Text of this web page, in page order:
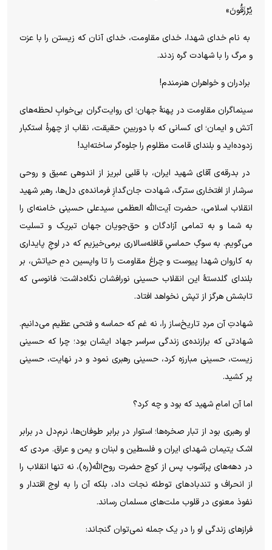
يُرْزَقُونَ»
به نام خدای شهدا، خدای مقاومت، خدای آنان که زیستن را با عزت
و مرگ را با شهادت گره زدند.
برادران و خواهران هنرمندم!
سینماگران مقاومت در پهنهٔ جهان؛ ای روایت‌گران بی‌خوابِ لحظه‌های
آتش و ایمان؛ ای کسانی که با دوربینِ حقیقت، نقاب از چهرهٔ استکبار
زدوده‌اید و بلندای قامت مظلوم را جلوه‌گر ساخته‌اید!
در بدرقه‌ی آقای شهید ایران، با قلبی لبریز از اندوهی عمیق و روحی
سرشار از افتخاری سترگ، شهادت جان‌گدازِ فرمانده‌ی دل‌ها، رهبر شهید
انقلاب اسلامی، حضرت آیت‌الله العظمی سیدعلی حسینی خامنه‌ای را
به شما و به تمامی آزادگان و حق‌جویان جهان تبریک و تسلیت
می‌گویم. به سوگِ حماسیِ قافله‌سالاری برمی‌خیزیم که در اوجِ پایداری
به کاروان شهدا پیوست و چراغ مقاومت را تا واپسین دمِ حیاتش، بر
بلندای گلدستهٔ این انقلاب حسینی نورافشان نگاه‌داشت؛ فانوسی که
تابشش هرگز از تپش نخواهد افتاد.
شهادتِ آن مردِ تاریخ‌ساز را، نه غم که حماسه و فتحی عظیم می‌دانیم.
شهادتی که برازنده‌ی زندگی سراسر جهاد ایشان بود؛ چرا که حسینی
زیست، حسینی مبارزه کرد، حسینی رهبری نمود و در نهایت، حسینی
پر کشید.
اما آن امامِ شهید که بود و چه کرد؟
او رهبری بود از تبار صخره‌ها؛ استوار در برابر طوفان‌ها، نرم‌دل در برابر
اشک یتیمان شهدای ایران و فلسطین و لبنان و یمن و عراق. مردی که
در دهه‌های پرآشوب پس از کوچ حضرت روح‌الله(ره)، نه تنها انقلاب را
از انحراف و تندبادهای توطئه نجات داد، بلکه آن را به اوج اقتدار و
نفوذ معنوی در قلوب ملت‌های مسلمان رساند.
فرازهای زندگی او را در یک جمله نمی‌توان گنجاند: